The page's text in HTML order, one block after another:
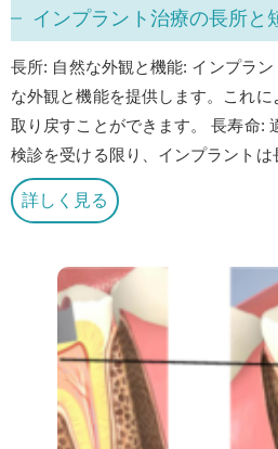
インプラント治療の長所と
長所: 自然な外観と機能: インプラ
な外観と機能を提供します。これ
取り戻すことができます。 長寿命:
検診を受ける限り、インプラント
詳しく見る